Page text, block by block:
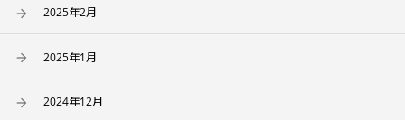
2025年2月
2025年1月
2024年12月